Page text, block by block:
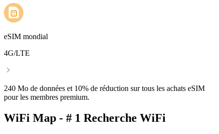
eSIM mondial
4G/LTE
240 Mo de données et 10% de réduction sur tous les achats eSIM
pour les membres premium.
WiFi Map - # 1 Recherche WiFi